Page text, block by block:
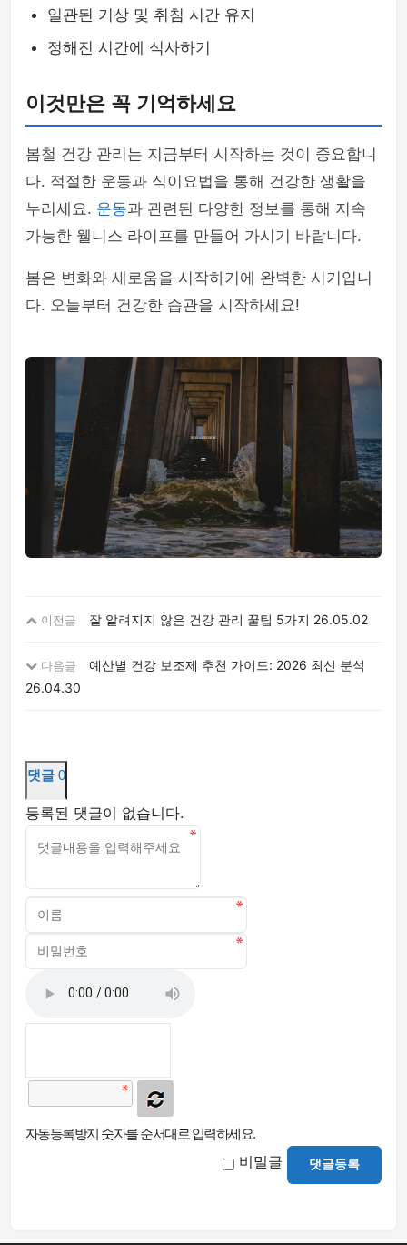
일관된 기상 및 취침 시간 유지
정해진 시간에 식사하기
이것만은 꼭 기억하세요
봄철 건강 관리는 지금부터 시작하는 것이 중요합니
다. 적절한 운동과 식이요법을 통해 건강한 생활을
누리세요. 운동과 관련된 다양한 정보를 통해 지속
가능한 웰니스 라이프를 만들어 가시기 바랍니다.
봄은 변화와 새로움을 시작하기에 완벽한 시기입니
다. 오늘부터 건강한 습관을 시작하세요!
이전글 잘 알려지지 않은 건강 관리 꿀팁 5가지 26.05.02
다음글
예산별 건강 보조제 추천 가이드: 2026 최신 분석
26.04.30
댓글 0
등록된 댓글이 없습니다.
자동등록방지 숫자를 순서대로 입력하세요.
비밀글 댓글등록